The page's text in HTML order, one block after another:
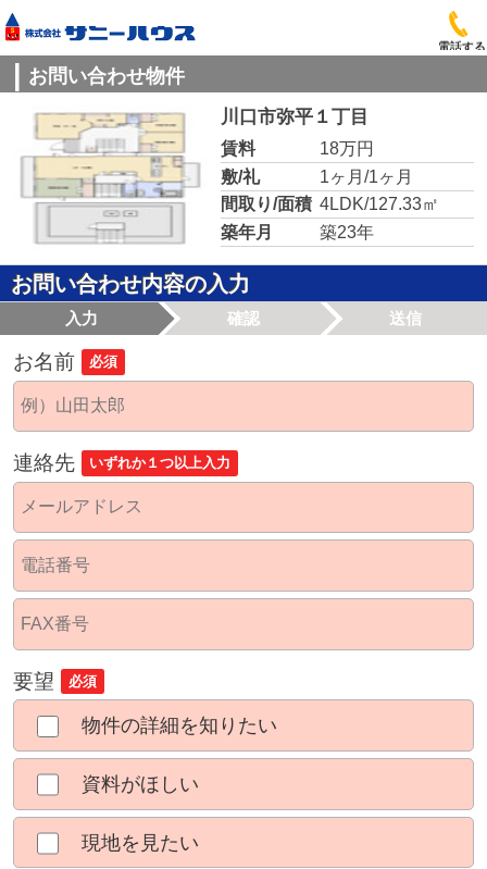
電話する
お問い合わせ物件
川口市弥平１丁目
賃料
18万円
敷/礼
1ヶ月/1ヶ月
間取り/面積 4LDK/127.33㎡
築年月
築23年
お問い合わせ内容の入力
入力 確認 送信
お名前 必須
連絡先 いずれか１つ以上入力
要望 必須
物件の詳細を知りたい
資料がほしい
現地を見たい